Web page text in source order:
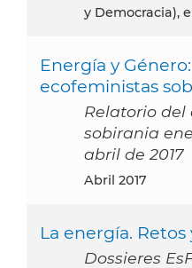
y Democracia),
Energía y
ecofeministas
Relatorio del
sobirania
abril de 2017
abril 2017
La energía.
Dossieres